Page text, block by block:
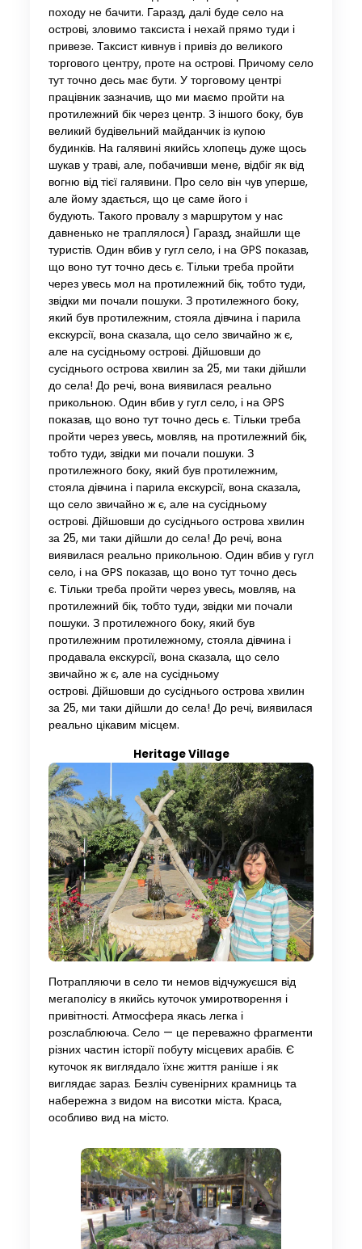
походу не бачити. Гаразд, далі буде село на
острові, зловимо таксиста і нехай прямо туди і
привезе. Таксист кивнув і привіз до великого
торгового центру, проте на острові. Причому село
тут точно десь має бути. У торговому центрі
працівник зазначив, що ми маємо пройти на
протилежний бік через центр. З іншого боку, був
великий будівельний майданчик із купою
будинків. На галявині якийсь хлопець дуже щось
шукав у траві, але, побачивши мене, відбіг як від
вогню від тієї галявини. Про село він чув уперше,
але йому здається, що це саме його і
будують. Такого провалу з маршрутом у нас
давненько не траплялося) Гаразд, знайшли ще
туристів. Один вбив у гугл село, і на GPS показав,
що воно тут точно десь є. Тільки треба пройти
через увесь мол на протилежний бік, тобто туди,
звідки ми почали пошуки. З протилежного боку,
який був протилежним, стояла дівчина і парила
екскурсії, вона сказала, що село звичайно ж є,
але на сусідньому острові. Дійшовши до
сусіднього острова хвилин за 25, ми таки дійшли
до села! До речі, вона виявилася реально
прикольною. Один вбив у гугл село, і на GPS
показав, що воно тут точно десь є. Тільки треба
пройти через увесь, мовляв, на протилежний бік,
тобто туди, звідки ми почали пошуки. З
протилежного боку, який був протилежним,
стояла дівчина і парила екскурсії, вона сказала,
що село звичайно ж є, але на сусідньому
острові. Дійшовши до сусіднього острова хвилин
за 25, ми таки дійшли до села! До речі, вона
виявилася реально прикольною. Один вбив у гугл
село, і на GPS показав, що воно тут точно десь
є. Тільки треба пройти через увесь, мовляв, на
протилежний бік, тобто туди, звідки ми почали
пошуки. З протилежного боку, який був
протилежним протилежному, стояла дівчина і
продавала екскурсії, вона сказала, що село
звичайно ж є, але на сусідньому
острові. Дійшовши до сусіднього острова хвилин
за 25, ми таки дійшли до села! До речі, виявилася
реально цікавим місцем.
Heritage Village
Потрапляючи в село ти немов відчужуєшся від
мегаполісу в якийсь куточок умиротворення і
привітності. Атмосфера якась легка і
розслаблююча. Село — це переважно фрагменти
різних частин історії побуту місцевих арабів. Є
куточок як виглядало їхнє життя раніше і як
виглядає зараз. Безліч сувенірних крамниць та
набережна з видом на висотки міста. Краса,
особливо вид на місто.